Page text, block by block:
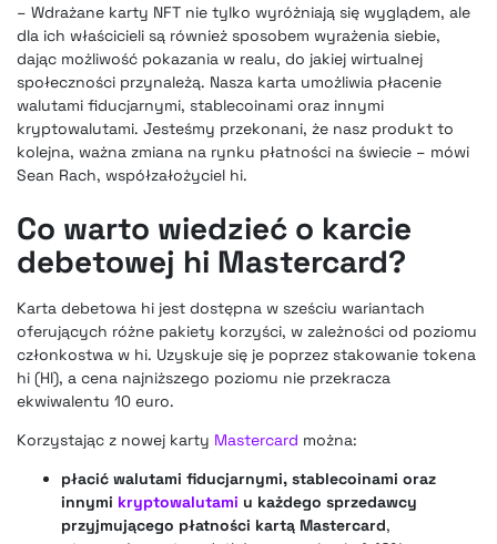
– Wdrażane karty NFT nie tylko wyróżniają się wyglądem, ale
dla ich właścicieli są również sposobem wyrażenia siebie,
dając możliwość pokazania w realu, do jakiej wirtualnej
społeczności przynależą. Nasza karta umożliwia płacenie
walutami fiducjarnymi, stablecoinami oraz innymi
kryptowalutami. Jesteśmy przekonani, że nasz produkt to
kolejna, ważna zmiana na rynku płatności na świecie – mówi
Sean Rach, współzałożyciel hi.
Co warto wiedzieć o karcie
debetowej hi Mastercard?
Karta debetowa hi jest dostępna w sześciu wariantach
oferujących różne pakiety korzyści, w zależności od poziomu
członkostwa w hi. Uzyskuje się je poprzez stakowanie tokena
hi (HI), a cena najniższego poziomu nie przekracza
ekwiwalentu 10 euro.
Korzystając z nowej karty Mastercard można:
płacić walutami fiducjarnymi, stablecoinami oraz
innymi kryptowalutami u każdego sprzedawcy
przyjmującego płatności kartą Mastercard,